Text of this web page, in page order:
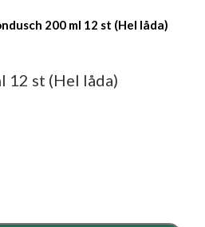
200 ml 12 st (Hel låda)
12 st (Hel låda)